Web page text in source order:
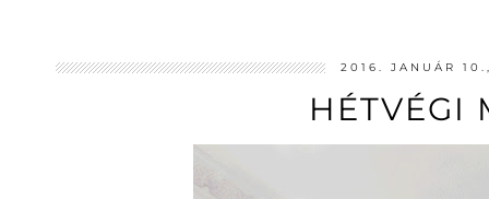
2016. JANUÁR
HÉTVÉGI